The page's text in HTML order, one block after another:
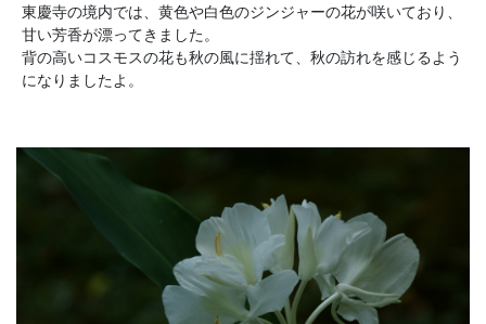
東慶寺の境内では、黄色や白色のジンジャーの花が咲いており、
甘い芳香が漂ってきました。
背の高いコスモスの花も秋の風に揺れて、秋の訪れを感じるよう
になりましたよ。